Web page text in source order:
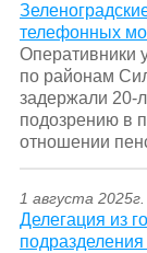
телефонных
Оперативники
по районам
задержали 20-
подозрению в
отношении
1 августа
Делегация из